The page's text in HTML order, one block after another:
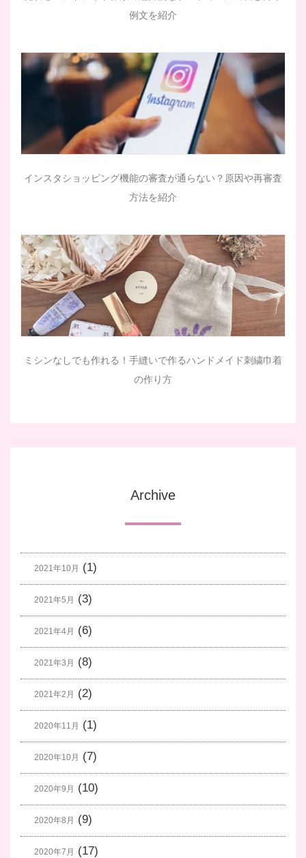
例文を紹介
インスタショッピング機能の審査が通らない？原因や再審査
方法を紹介
ミシンなしでも作れる！手縫いで作るハンドメイド刺繍巾着
の作り方
Archive
2021年10月 (1)
2021年5月 (3)
2021年4月 (6)
2021年3月 (8)
2021年2月 (2)
2020年11月 (1)
2020年10月 (7)
2020年9月 (10)
2020年8月 (9)
2020年7月 (17)